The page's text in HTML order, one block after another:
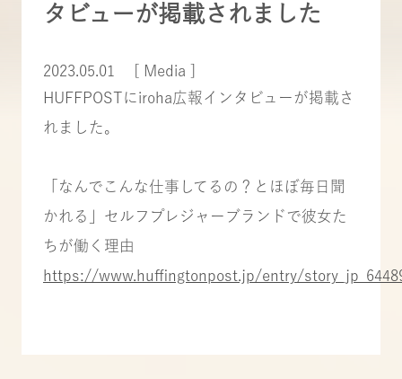
タビューが掲載されました
2023.05.01
[ Media ]
HUFFPOSTにiroha広報インタビューが掲載さ
れました。
「なんでこんな仕事してるの？とほぼ毎日聞
かれる」セルフプレジャーブランドで彼女た
ちが働く理由
https://www.huffingtonpost.jp/entry/